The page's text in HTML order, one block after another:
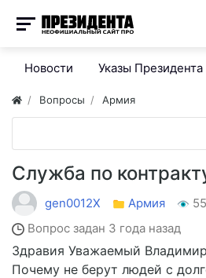
Новости Указы Президента
Вопросы Армия
Служба по
gen0012X Армия
Вопрос задан 3 года назад
Здравия Уважаемый
Почему не берут людей с